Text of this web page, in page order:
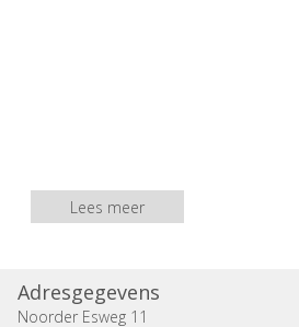
Lees meer
Adresgegevens
Noorder Esweg 11